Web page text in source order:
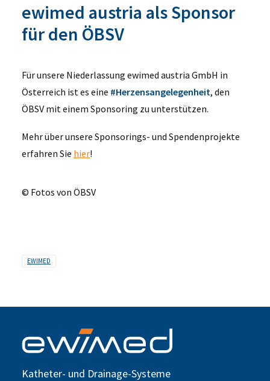
ewimed austria als Sponsor
für den ÖBSV
Für unsere Niederlassung ewimed austria GmbH in
Österreich ist es eine #Herzensangelegenheit, den
ÖBSV mit einem Sponsoring zu unterstützen.
Mehr über unsere Sponsorings- und Spendenprojekte
erfahren Sie hier!
© Fotos von ÖBSV
EWIMED
Katheter- und Drainage-Systeme